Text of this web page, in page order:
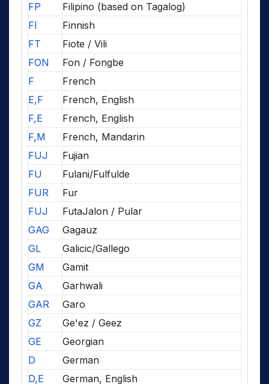
FP
Filipino (based on Tagalog)
FI
Finnish
FT
Fiote / Vili
FON
Fon / Fongbe
F
French
E,F
French, English
F,E
French, English
F,M
French, Mandarin
FUJ
Fujian
FU
Fulani/Fulfulde
FUR
Fur
FUJ
FutaJalon / Pular
GAG
Gagauz
GL
Galicic/Gallego
GM
Gamit
GA
Garhwali
GAR
Garo
GZ
Ge'ez / Geez
GE
Georgian
D
German
D,E
German, English